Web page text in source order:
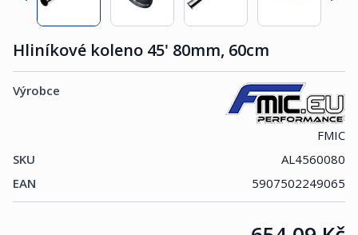
Hliníkové koleno 45' 80mm, 60cm
Výrobce
FMIC
SKU
AL4560080
EAN
5907502249065